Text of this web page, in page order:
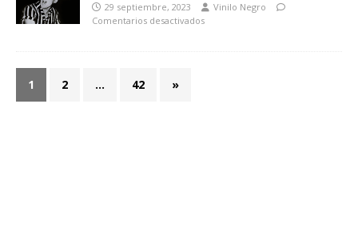
29 septiembre, 2023
Vinilo Negro
Comentarios desactivados
1 2 … 42 »